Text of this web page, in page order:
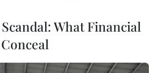
What Financial